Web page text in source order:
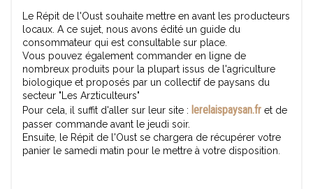
Le Répit de l'Oust souhaite mettre en avant les producteurs
locaux. A ce sujet, nous avons édité un guide du
consommateur qui est consultable sur place.
Vous pouvez également commander en ligne de
nombreux produits pour la plupart issus de l'agriculture
biologique et proposés par un collectif de paysans du
secteur "Les Arzticulteurs"
Pour cela, il suffit d'aller sur leur site : lerelaispaysan.fr et de
passer commande avant le jeudi soir.
Ensuite, le Répit de l'Oust se chargera de récupérer votre
panier le samedi matin pour le mettre à votre disposition.